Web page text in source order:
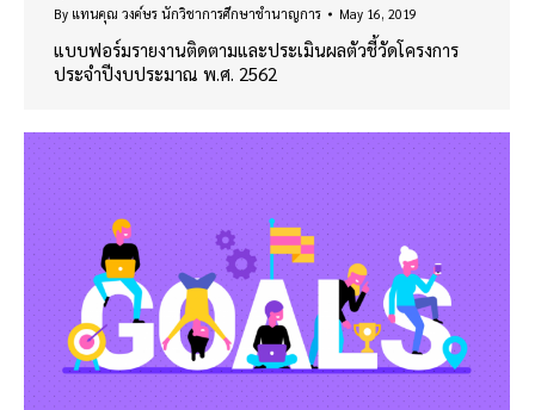
By แทนคุณ วงค์ษร นักวิชาการศึกษาชำนาญการ May 16, 2019
แบบฟอร์มรายงานติดตามและประเมินผลตัวชี้วัดโครงการ
ประจำปีงบประมาณ พ.ศ. 2562